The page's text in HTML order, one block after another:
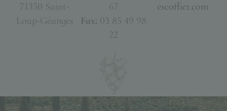
71350 Saint-
Loup-Géanges
67
Fax: 03 85 49 98
22
escoffier.com